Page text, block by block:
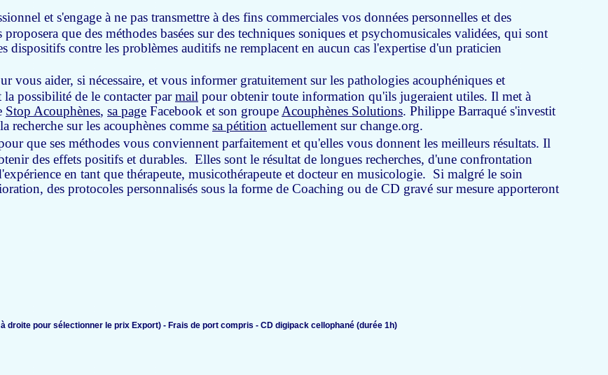
et s'engage à ne pas transmettre à des fins commerciales vos données personnelles et des
que des méthodes basées sur des techniques soniques et psychomusicales validées, qui sont
contre les problèmes auditifs ne remplacent en aucun cas l'expertise d'un praticien
vous aider, si nécessaire, et vous informer gratuitement sur les pathologies acouphéniques et
la possibilité de le contacter parmail pour obtenir toute information qu'ils jugeraient utiles. Il met à
Stop Acouphènes, sa page Facebook et son groupe Acouphènes Solutions. Philippe Barraqué s'investit
recherche sur les acouphènes comme sa pétition actuellement sur change.org.
que ses méthodes vous conviennent parfaitement et qu'elles vous donnent les meilleurs résultats. Il
des effets positifs et durables. Elles sont le résultat de longues recherches, d'une confrontation
en tant que thérapeute, musicothérapeute et docteur en musicologie. Si malgré le soin
des protocoles personnalisés sous la forme de Coaching ou de CD gravé sur mesure apporteront
droite pour sélectionner le prix Export) - Frais de port compris - CD digipack cellophané (durée 1h)